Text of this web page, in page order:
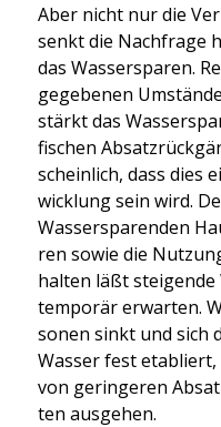
Aber nicht nur die
senkt die Nach­fra­ge
das Was­ser­spa­ren.
gege­be­nen
stärkt das
fi­schen
schein­lich, dass dies
wick­lung sein wird.
Was­ser­spa­ren­den
ren sowie die
hal­ten läßt
tem­po­rär erwar­ten.
so­nen sinkt und sich
Was­ser fest
von gerin­ge­ren
ten aus­ge­hen.